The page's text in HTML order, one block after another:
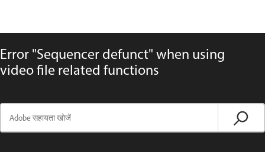
Error "Sequencer defunct" when using
video file related functions